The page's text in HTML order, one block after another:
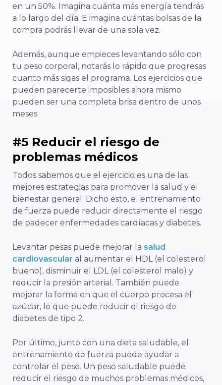
en un 50%. Imagina cuánta más energía tendrás
a lo largo del día. E imagina cuántas bolsas de la
compra podrás llevar de una sola vez.
Además, aunque empieces levantando sólo con
tu peso corporal, notarás lo rápido que progresas
cuanto más sigas el programa. Los ejercicios que
pueden parecerte imposibles ahora mismo
pueden ser una completa brisa dentro de unos
meses.
#5 Reducir el riesgo de
problemas médicos
Todos sabemos que el ejercicio es una de las
mejores estrategias para promover la salud y el
bienestar general. Dicho esto, el entrenamiento
de fuerza puede reducir directamente el riesgo
de padecer enfermedades cardíacas y diabetes.
Levantar pesas puede mejorar la salud
cardiovascular al aumentar el HDL (el colesterol
bueno), disminuir el LDL (el colesterol malo) y
reducir la presión arterial. También puede
mejorar la forma en que el cuerpo procesa el
azúcar, lo que puede reducir el riesgo de
diabetes de tipo 2.
Por último, junto con una dieta saludable, el
entrenamiento de fuerza puede ayudar a
controlar el peso. Un peso saludable puede
reducir el riesgo de muchos problemas médicos,